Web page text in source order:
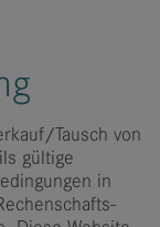
Tausch von
gültige
in